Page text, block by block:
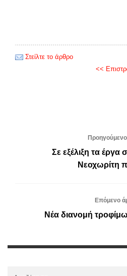
Στείλτε το άρθρο
<<
Σε εξέλιξη τα έργα
Νεοχωρίτη
Επόμενο
Νέα διανομή